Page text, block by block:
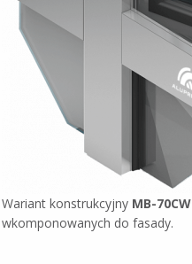
Wariant konstrukcyjny MB-70CW
wkomponowanych do fasady.